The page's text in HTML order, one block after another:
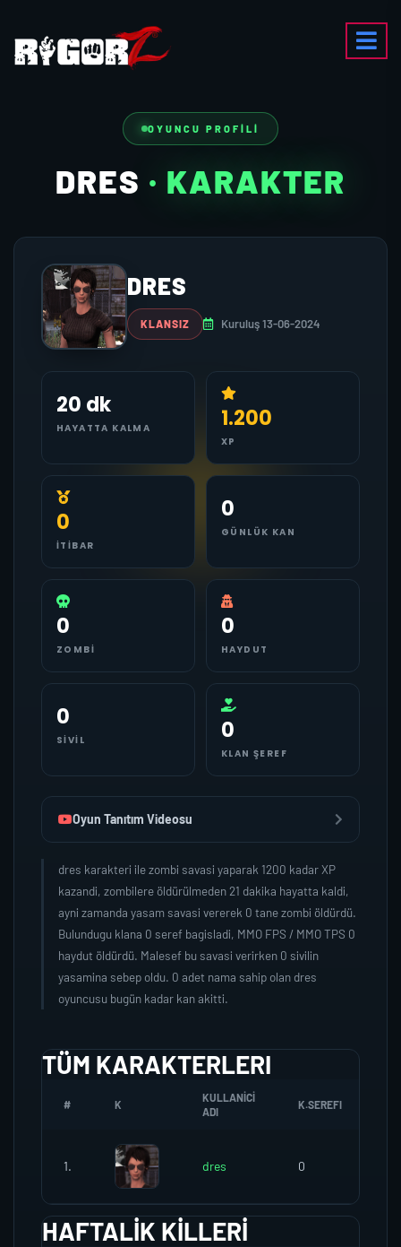
OYUNCU PROFILI
DRES · KARAKTER
DRES
KLANSIZ Kuruluş 13-06-2024
20 dk
HAYATTA KALMA 1.200
XP
0
İTIBAR
0
GÜNLÜK KAN
0
ZOMBI
0
HAYDUT
0
SIVIL 0
KLAN ŞEREF
Oyun Tanıtım Videosu
dres karakteri ile zombi savasi yaparak 1200 kadar XP
kazandi, zombilere öldürülmeden 21 dakika hayatta kaldi,
ayni zamanda yasam savasi vererek 0 tane zombi öldürdü.
Bulundugu klana 0 seref bagisladi, MMO FPS / MMO TPS 0
haydut öldürdü. Malesef bu savasi verirken 0 sivilin
yasamina sebep oldu. 0 adet nama sahip olan dres
oyuncusu bugün kadar kan akitti.
TÜM KARAKTERLERI
# K
KULLANICI
ADI
K.SEREFI
1. dres 0
HAFTALIK KILLERI